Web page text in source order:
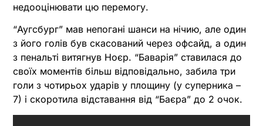
недооцінювати цю перемогу.
“Аугсбург” мав непогані шанси на нічию, але один
з його голів був скасований через офсайд, а один
з пенальті витягнув Ноєр. “Баварія” ставилася до
своїх моментів більш відповідально, забила три
голи з чотирьох ударів у площину (у суперника –
7) і скоротила відставання від “Баєра” до 2 очок.